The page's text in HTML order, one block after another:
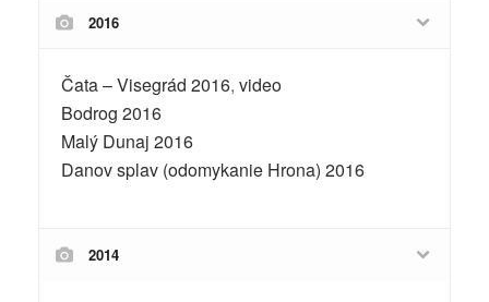
2016
Čata – Visegrád 2016, video
Bodrog 2016
Malý Dunaj 2016
Danov splav (odomykanie Hrona) 2016
2014